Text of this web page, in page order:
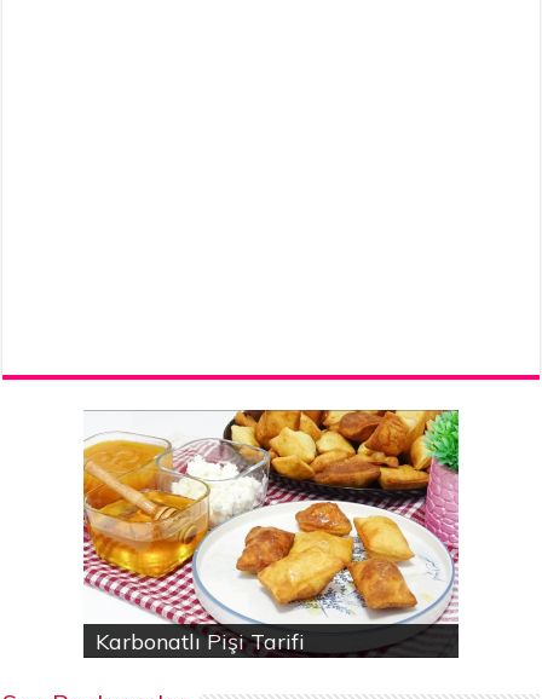
Karbonatlı Pişi Tarifi
Hodan bitkisinin faydaları
Yalancı Baklava Tarifi
Gökçesu Pilavı Tarifi
Nohutlu kereviz yemeği